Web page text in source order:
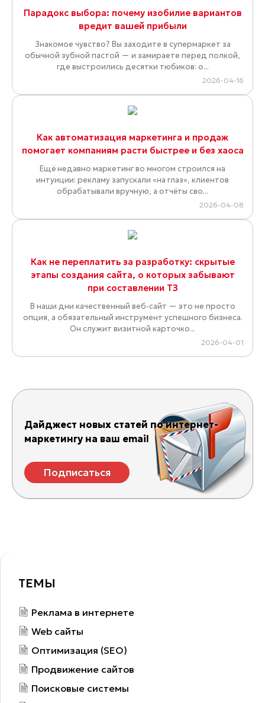
Парадокс выбора: почему изобилие вариантов
вредит вашей прибыли
Знакомое чувство? Вы заходите в супермаркет за
обычной зубной пастой — и замираете перед полкой,
где выстроились десятки тюбиков: о...
2026-04-16
Как автоматизация маркетинга и продаж
помогает компаниям расти быстрее и без хаоса
Ещё недавно маркетинг во многом строился на
интуиции: рекламу запускали «на глаз», клиентов
обрабатывали вручную, а отчёты сво...
2026-04-08
Как не переплатить за разработку: скрытые
этапы создания сайта, о которых забывают
при составлении ТЗ
В наши дни качественный веб-сайт — это не просто
опция, а обязательный инструмент успешного бизнеса.
Он служит визитной карточко...
2026-04-01
Дайджест новых статей по интернет-
маркетингу на ваш email
Подписаться
ТЕМЫ
Реклама в интернете
Web сайты
Оптимизация (SEO)
Продвижение сайтов
Поисковые системы